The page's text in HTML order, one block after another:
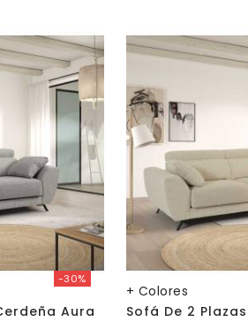
-30%
Aura
+ Colores
Sofá De 2